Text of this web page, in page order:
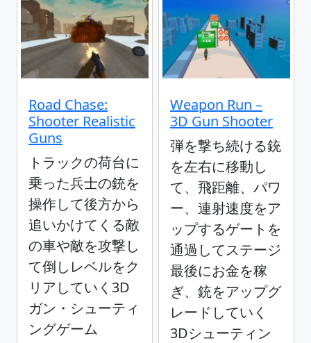
Road Chase:
Shooter Realistic
Guns
トラックの荷台に
乗った兵士の銃を
操作して後方から
追いかけてくる敵
の車や敵を攻撃し
て倒しレベルをク
リアしていく3D
ガン・シューティ
ングゲーム
Weapon Run –
3D Gun Shooter
弾を撃ち続ける銃
を左右に移動し
て、飛距離、パワ
ー、連射速度をア
ップするゲートを
通過してステージ
最後にお金を稼
ぎ、銃をアップグ
レードしていく
3Dシューティン